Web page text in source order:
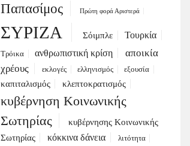
Παπασίμος Πρώτη φορά Αριστερά
ΣΥΡΙΖΑ Σόιμπλε Τουρκία
Τρόικα ανθρωπιστική κρίση
αποικία
χρέους
εκλογές ελληνισμός εξουσία
καπιταλισμός κλεπτοκρατισμός
κυβέρνηση Κοινωνικής
Σωτηρίας
κυβέρνησης Κοινωνικής
Σωτηρίας
κόκκινα δάνεια
λιτότητα